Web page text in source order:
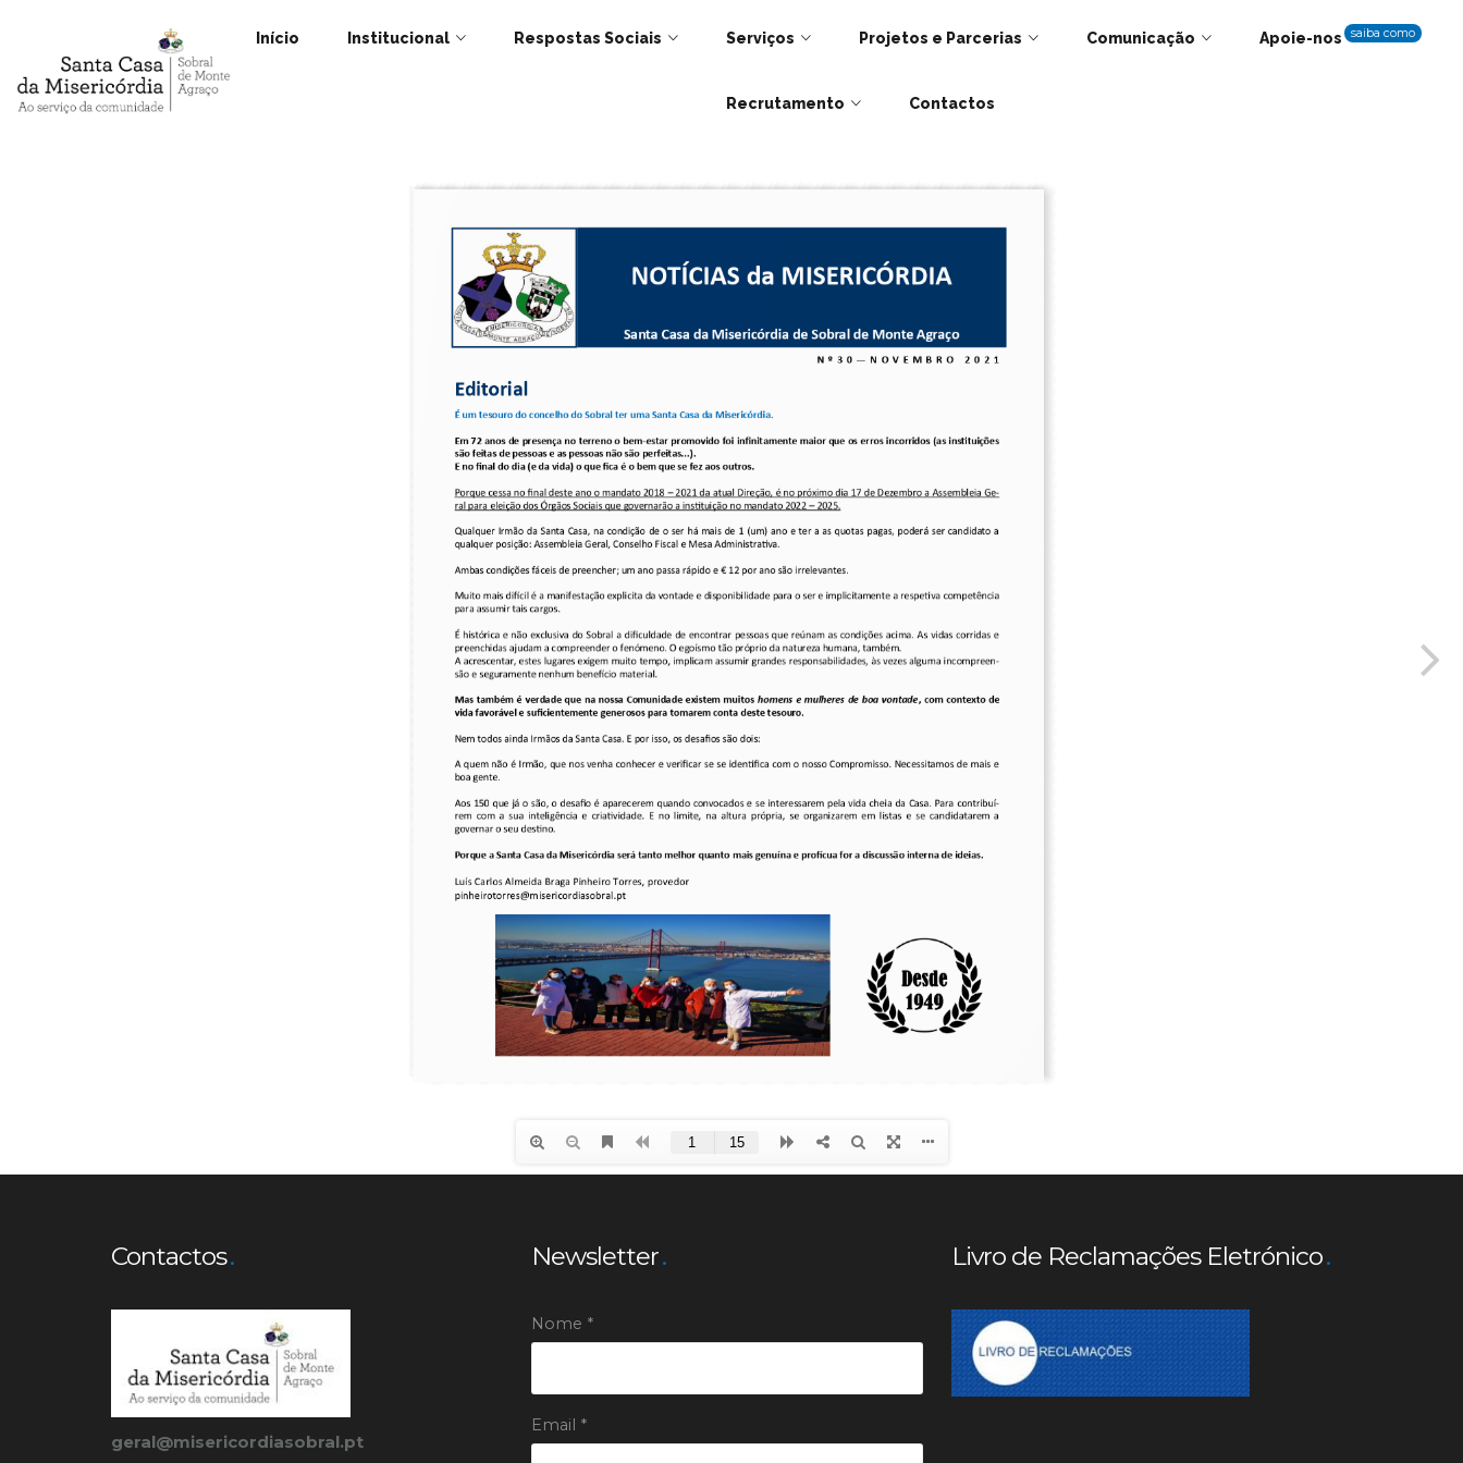
Início Institucional Respostas Sociais Serviços Projetos e Parcerias Comunicação Apoie-nos saiba como
Recrutamento Contactos
Contactos
geral@misericordiasobral.pt
Newsletter
Nome *
Email *
Livro de Reclamações Eletrónico